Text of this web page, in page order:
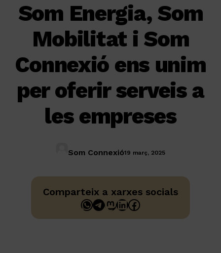
Som Energia, Som
Mobilitat i Som
Connexió ens unim
per oferir serveis a
les empreses
Som Connexió19 març, 2025
Comparteix a xarxes socials
WhatsApp
Telegram
Mastodon
LinkedIn
Facebook